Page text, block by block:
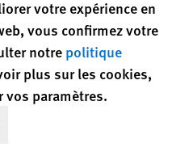
de 200 entretiens réalisés
2007 et avril 2009 dans
votre expérience en
vous confirmez votre
notre politique
plus sur les cookies,
vos paramètres.